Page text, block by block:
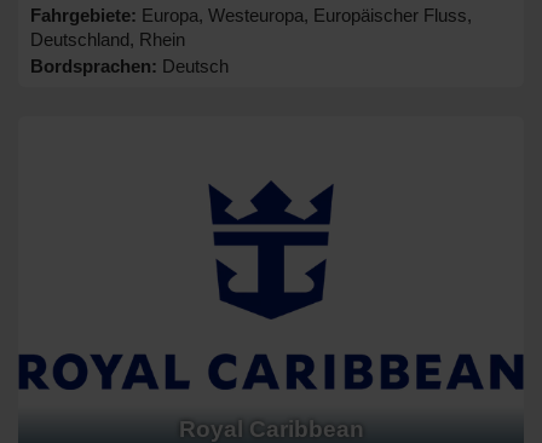
Fahrgebiete: Europa, Westeuropa, Europäischer Fluss,
Deutschland, Rhein
Bordsprachen: Deutsch
Royal Caribbean